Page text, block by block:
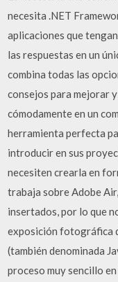
necesita .NET
aplicaciones que
las respuestas en un
combina todas las
consejos para mejorar
cómodamente en un
herramienta perfecta
introducir en sus
necesiten crearla en
trabaja sobre Adobe
insertados, por lo que
exposición fotográfica
(también denominada
proceso muy sencillo